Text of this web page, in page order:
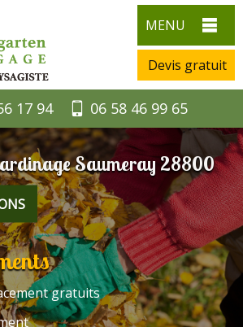
MENU
Devis gratuit
17 94 06 58 46 99 65
Saumeray 28800
gratuits